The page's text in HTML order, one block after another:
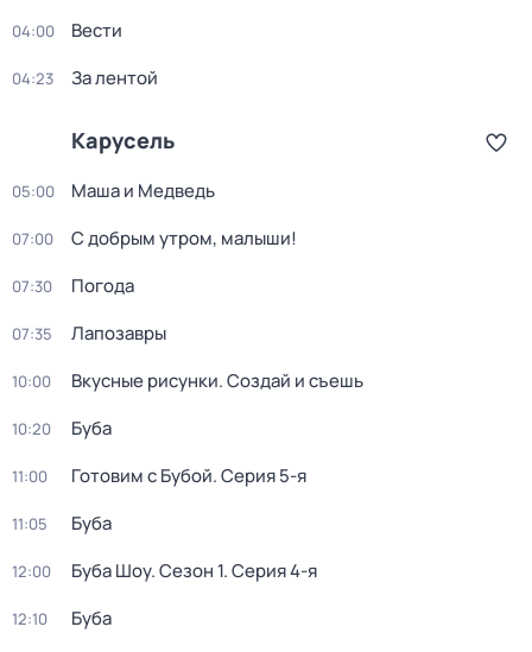
04:00 Вести
04:23 За лентой
Карусель
05:00 Маша и Медведь
07:00 С добрым утром, малыши!
07:30 Погода
07:35 Лапозавры
10:00 Вкусные рисунки. Создай и съешь
10:20 Буба
11:00 Готовим с Бубой. Серия 5-я
11:05 Буба
12:00 Буба Шоу. Сезон 1. Серия 4-я
12:10 Буба